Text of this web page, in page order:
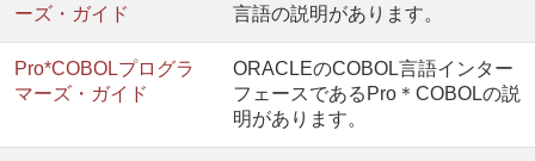
ーズ・ガイド
言語の説明があります。
Pro*COBOLプログラ
マーズ・ガイド
ORACLEのCOBOL言語インター
フェースであるPro＊COBOLの説
明があります。